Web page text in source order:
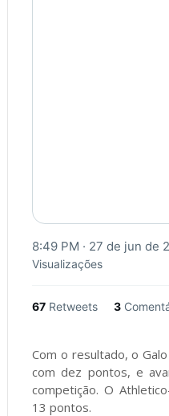
8:49 PM · 27 de jun de
Visualizações
67 Retweets 3
Com o resultado, o
com dez pontos, e
competição. O
13 pontos.